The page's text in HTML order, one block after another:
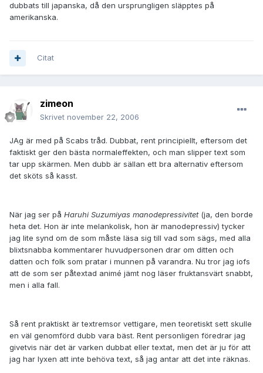
dubbats till japanska, då den ursprungligen släpptes på
amerikanska.
Citat
zimeon
Skrivet november 22, 2006
JAg är med på Scabs tråd. Dubbat, rent principiellt, eftersom det
faktiskt ger den bästa normaleffekten, och man slipper text som
tar upp skärmen. Men dubb är sällan ett bra alternativ eftersom
det sköts så kasst.
När jag ser på Haruhi Suzumiyas manodepressivitet(ja, den borde
heta det. Hon är inte melankolisk, hon är manodepressiv) tycker
jag lite synd om de som måste läsa sig till vad som sägs, med alla
blixtsnabba kommentarer huvudpersonen drar om ditten och
datten och folk som pratar i munnen på varandra. Nu tror jag iofs
att de som ser påtextad animé jämt nog läser fruktansvärt snabbt,
men i alla fall.
Så rent praktiskt är textremsor vettigare, men teoretiskt sett skulle
en väl genomförd dubb vara bäst. Rent personligen föredrar jag
givetvis när det är varken dubbat eller textat, men det är ju för att
jag har lyxen att inte behöva text, så jag antar att det inte räknas.